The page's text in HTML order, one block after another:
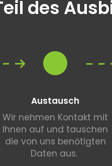
des
Austausch
Wir nehmen Kontakt mit
Ihnen auf und tauschen
die von uns benötigten
Daten aus.